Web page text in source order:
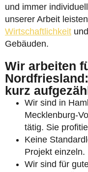
und immer
unserer Arbeit
Wirtschaftlichkeit
Gebäuden.
Wir arbeiten
kurz
Wir sind in
Mecklenburg-
tätig. Sie
Keine
Projekt einzeln.
Wir sind für